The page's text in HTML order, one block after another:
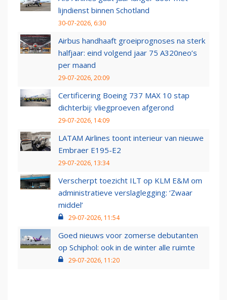
lijndienst binnen Schotland
30-07-2026, 6:30
Airbus handhaaft groeiprognoses na sterk
halfjaar: eind volgend jaar 75 A320neo’s
per maand
29-07-2026, 20:09
Certificering Boeing 737 MAX 10 stap
dichterbij: vliegproeven afgerond
29-07-2026, 14:09
LATAM Airlines toont interieur van nieuwe
Embraer E195-E2
29-07-2026, 13:34
Verscherpt toezicht ILT op KLM E&M om
administratieve verslaglegging: ‘Zwaar
middel’
29-07-2026, 11:54
Goed nieuws voor zomerse debutanten
op Schiphol: ook in de winter alle ruimte
29-07-2026, 11:20